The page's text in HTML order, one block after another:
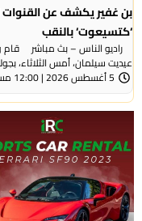
بن غفير يكشف عن
‘كتسيعوت‘ بالنقب
راديو الناس – بث مباشر قام
عيديت سيلمان، أمس الثلاثاء،
5 أغسطس 2026 | 12:00 مساءً